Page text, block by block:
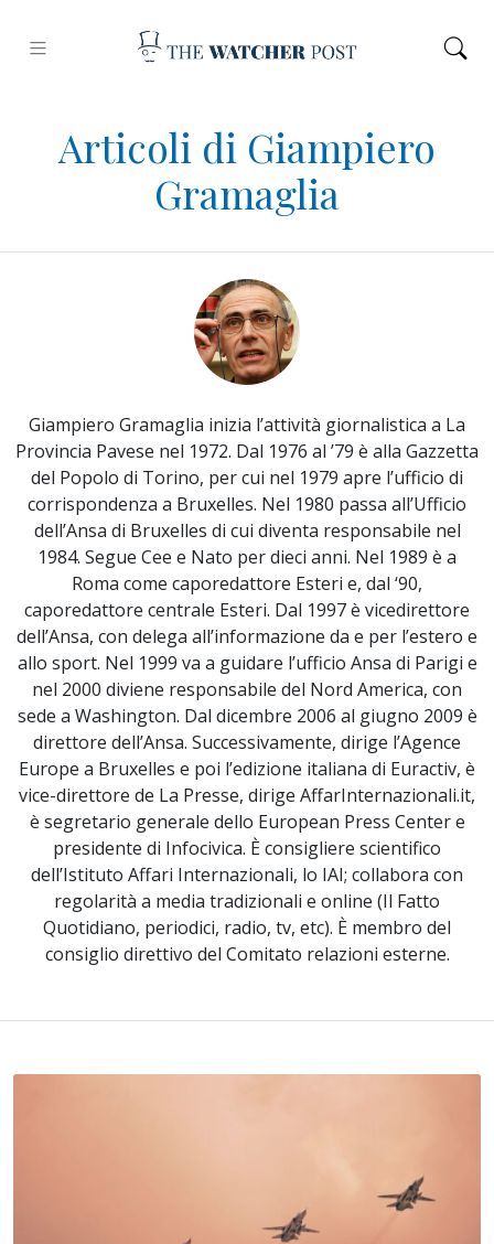
Articoli di Giampiero
Gramaglia
Giampiero Gramaglia inizia l’attività giornalistica a La
Provincia Pavese nel 1972. Dal 1976 al ’79 è alla Gazzetta
del Popolo di Torino, per cui nel 1979 apre l’ufficio di
corrispondenza a Bruxelles. Nel 1980 passa all’Ufficio
dell’Ansa di Bruxelles di cui diventa responsabile nel
1984. Segue Cee e Nato per dieci anni. Nel 1989 è a
Roma come caporedattore Esteri e, dal ‘90,
caporedattore centrale Esteri. Dal 1997 è vicedirettore
dell’Ansa, con delega all’informazione da e per l’estero e
allo sport. Nel 1999 va a guidare l’ufficio Ansa di Parigi e
nel 2000 diviene responsabile del Nord America, con
sede a Washington. Dal dicembre 2006 al giugno 2009 è
direttore dell’Ansa. Successivamente, dirige l’Agence
Europe a Bruxelles e poi l’edizione italiana di Euractiv, è
vice-direttore de La Presse, dirige AffarInternazionali.it,
è segretario generale dello European Press Center e
presidente di Infocivica. È consigliere scientifico
dell’Istituto Affari Internazionali, lo IAI; collabora con
regolarità a media tradizionali e online (Il Fatto
Quotidiano, periodici, radio, tv, etc). È membro del
consiglio direttivo del Comitato relazioni esterne.